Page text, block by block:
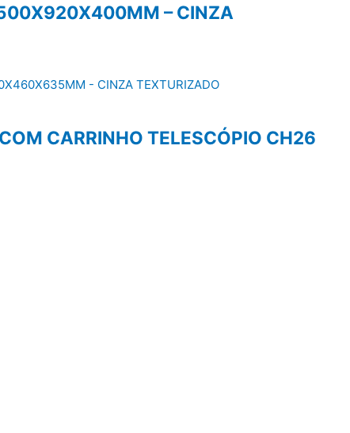
– CINZA
CARRINHO TELESCÓPIO CH26